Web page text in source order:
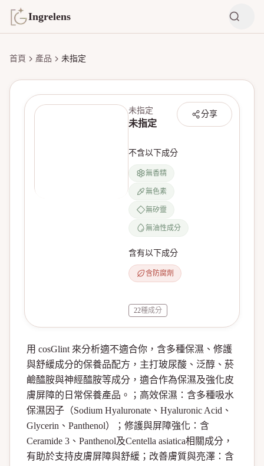
Ingrelens
首頁 產品 未指定
分享
未指定
未指定
不含以下成分
無香精
無色素
無矽靈
無油性成分
含有以下成分
含防腐劑
22種成分
用 cosGlint 來分析適不適合你，含多種保濕、修護
與舒緩成分的保養品配方，主打玻尿酸、泛醇、菸
鹼醯胺與神經醯胺等成分，適合作為保濕及強化皮
膚屏障的日常保養產品。；高效保濕：含多種吸水
保濕因子（Sodium Hyaluronate、Hyaluronic Acid、
Glycerin、Panthenol）；修護與屏障強化：含
Ceramide 3、Panthenol及Centella asiatica相關成分，
有助於支持皮膚屏障與舒緩；改善膚質與亮澤：含